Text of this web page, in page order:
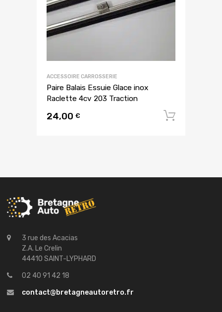
ACCESSOIRE CARROSSERIE
Paire Balais Essuie Glace inox
Raclette 4cv 203 Traction
24,00 €
3 rue des Acacias
Z.A. Le Crelin
44410 SAINT-LYPHARD
02 40 91 42 18
contact@bretagneautoretro.fr